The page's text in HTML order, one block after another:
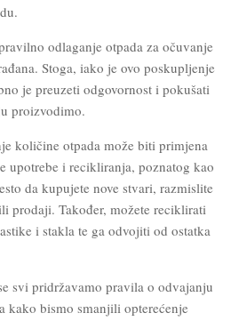
odlaganje otpada za očuvanje
Stoga, iako je ovo poskupljenje
je preuzeti odgovornost i pokušati
proizvodimo.
količine otpada može biti primjena
upotrebe i recikliranja, poznatog kao
da kupujete nove stvari, razmislite
prodaji. Također, možete reciklirati
i stakla te ga odvojiti od ostatka
svi pridržavamo pravila o odvajanju
kako bismo smanjili opterećenje